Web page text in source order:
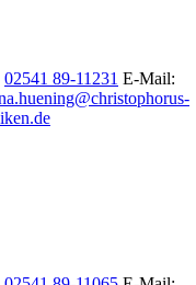
02541 89-11231 E-Mail: